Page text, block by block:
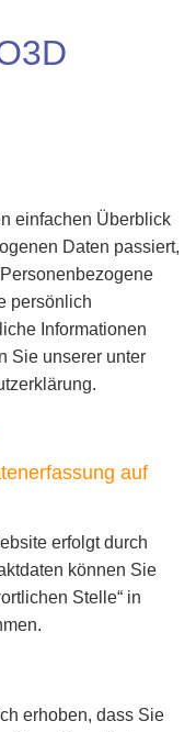
einfachen Überblick
Daten passiert,
persönlich
Informationen
Sie unserer unter
auf
erfolgt durch
können Sie
Stelle“ in
erhoben, dass Sie